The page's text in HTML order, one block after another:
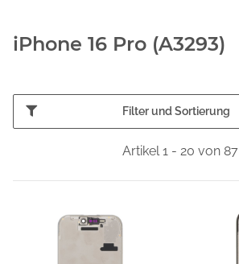
iPhone 16 Pro (A3293)
Filter und Sortierung
Artikel 1 - 20 von 87